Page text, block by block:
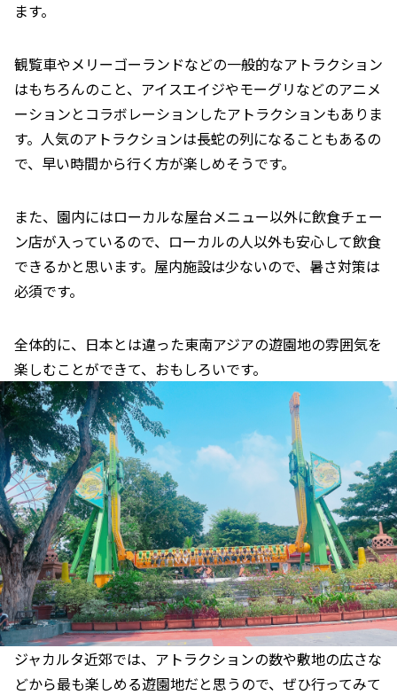
ます。
観覧車やメリーゴーランドなどの一般的なアトラクション
はもちろんのこと、アイスエイジやモーグリなどのアニメ
ーションとコラボレーションしたアトラクションもありま
す。人気のアトラクションは長蛇の列になることもあるの
で、早い時間から行く方が楽しめそうです。
また、園内にはローカルな屋台メニュー以外に飲食チェー
ン店が入っているので、ローカルの人以外も安心して飲食
できるかと思います。屋内施設は少ないので、暑さ対策は
必須です。
全体的に、日本とは違った東南アジアの遊園地の雰囲気を
楽しむことができて、おもしろいです。
ジャカルタ近郊では、アトラクションの数や敷地の広さな
どから最も楽しめる遊園地だと思うので、ぜひ行ってみて